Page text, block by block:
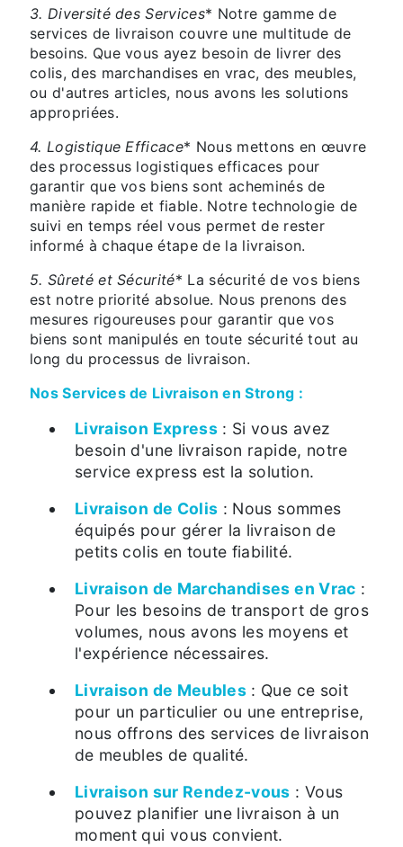
3. Diversité des Services* Notre gamme de
services de livraison couvre une multitude de
besoins. Que vous ayez besoin de livrer des
colis, des marchandises en vrac, des meubles,
ou d'autres articles, nous avons les solutions
appropriées.
4. Logistique Efficace* Nous mettons en œuvre
des processus logistiques efficaces pour
garantir que vos biens sont acheminés de
manière rapide et fiable. Notre technologie de
suivi en temps réel vous permet de rester
informé à chaque étape de la livraison.
5. Sûreté et Sécurité* La sécurité de vos biens
est notre priorité absolue. Nous prenons des
mesures rigoureuses pour garantir que vos
biens sont manipulés en toute sécurité tout au
long du processus de livraison.
Nos Services de Livraison en Strong :
Livraison Express: Si vous avez
besoin d'une livraison rapide, notre
service express est la solution.
Livraison de Colis : Nous sommes
équipés pour gérer la livraison de
petits colis en toute fiabilité.
Livraison de Marchandises en Vrac :
Pour les besoins de transport de gros
volumes, nous avons les moyens et
l'expérience nécessaires.
Livraison de Meubles : Que ce soit
pour un particulier ou une entreprise,
nous offrons des services de livraison
de meubles de qualité.
Livraison sur Rendez-vous : Vous
pouvez planifier une livraison à un
moment qui vous convient.